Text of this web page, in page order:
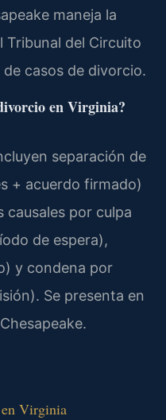
maneja la
Tribunal del Circuito
casos de divorcio.
en Virginia?
separación de
+ acuerdo firmado)
causales por culpa
de espera),
y condena por
Se presenta en
Virginia